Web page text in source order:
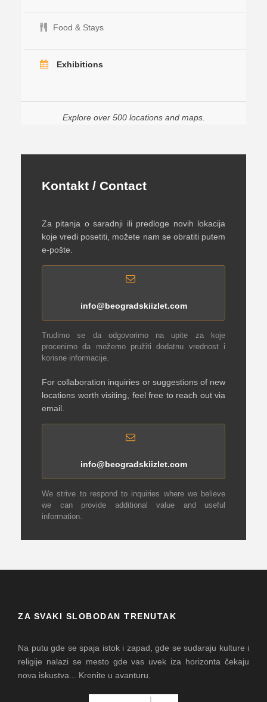
Food & Stays
Exhibitions
Explore over 500 locations and maps.
Kontakt / Contact
Za pitanja o saradnji ili predloge novih lokacija
koje vredi posetiti, možete nam se obratiti putem
e-pošte.
info@beogradskiizlet.com
Trudimo se da odgovorimo na upite za koje
procenimo da možemo pružiti dodatnu vrednost i
korisne informacije.
For collaboration inquiries or suggestions of new
locations worth visiting, feel free to reach out via
email.
info@beogradskiizlet.com
We strive to respond to inquiries where we believe
we can provide additional value and useful
information.
ZA SVAKI SLOBODAN TRENUTAK
Na putu gde se spaja istok i zapad, gde se sudaraju kulture i
religije nalazi se mesto gde vas uvek iza horizonta čekaju
nova iskustva... Krenite u avanturu.